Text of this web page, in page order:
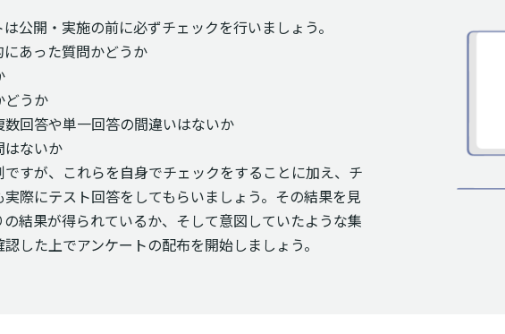
公開・実施の前に必ずチェックを行いましょう。
にあった質問かどうか
どうか
数回答や単一回答の間違いはないか
はないか
すが、これらを自身でチェックをすることに加え、チ
際にテスト回答をしてもらいましょう。その結果を見
結果が得られているか、そして意図していたような集
した上でアンケートの配布を開始しましょう。